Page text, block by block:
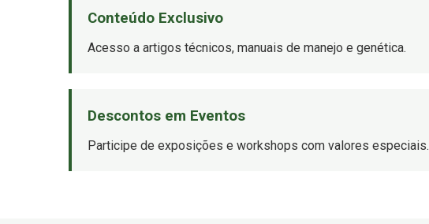
Conteúdo Exclusivo
Acesso a artigos técnicos, manuais de manejo e genética.
Descontos em Eventos
Participe de exposições e workshops com valores especiais.